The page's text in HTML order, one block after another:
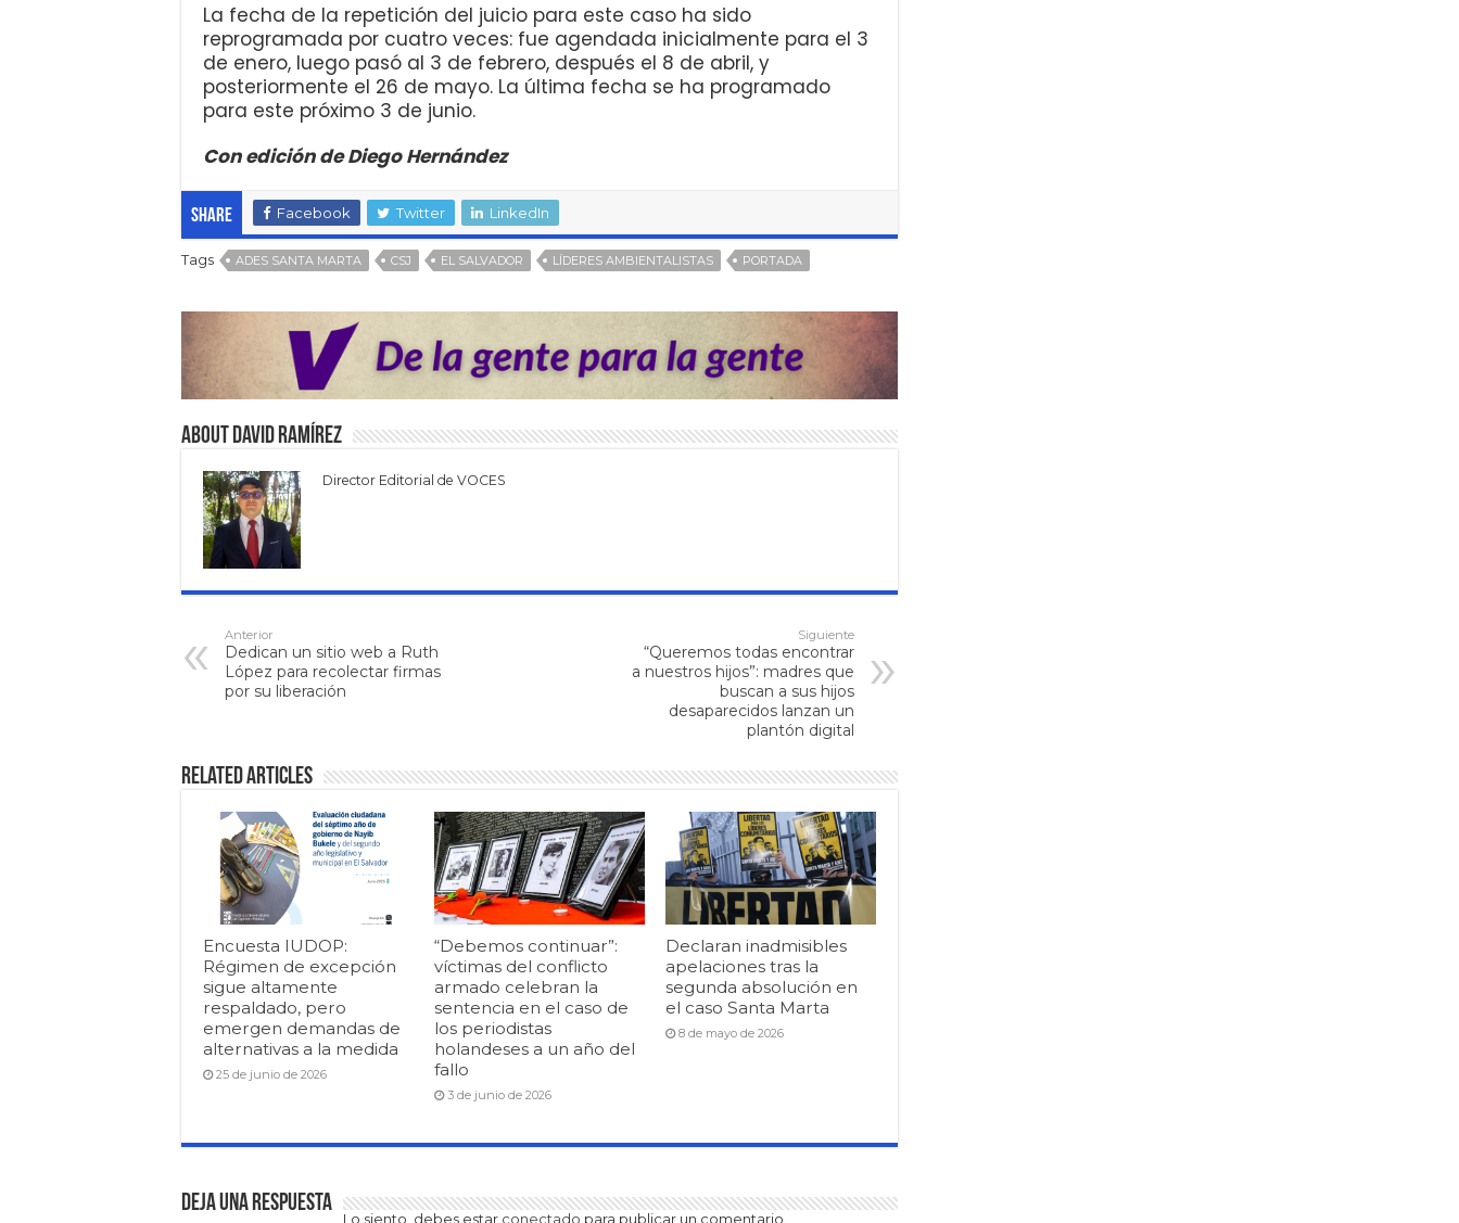
La fecha de la repetición del juicio para este caso ha sido
reprogramada por cuatro veces: fue agendada inicialmente para el 3
de enero, luego pasó al 3 de febrero, después el 8 de abril, y
posteriormente el 26 de mayo. La última fecha se ha programado
para este próximo 3 de junio.
Con edición de Diego Hernández
Share Facebook Twitter LinkedIn
Tags ADES SANTA MARTA CSJ EL SALVADOR LÍDERES AMBIENTALISTAS PORTADA
About David Ramírez
Director Editorial de VOCES
Anterior
Dedican un sitio web a Ruth
López para recolectar firmas
por su liberación
Siguiente
“Queremos todas encontrar
a nuestros hijos”: madres que
buscan a sus hijos
desaparecidos lanzan un
plantón digital
Related Articles
Encuesta IUDOP:
Régimen de excepción
sigue altamente
respaldado, pero
emergen demandas de
alternativas a la medida
25 de junio de 2026
“Debemos continuar”:
víctimas del conflicto
armado celebran la
sentencia en el caso de
los periodistas
holandeses a un año del
fallo
3 de junio de 2026
Declaran inadmisibles
apelaciones tras la
segunda absolución en
el caso Santa Marta
8 de mayo de 2026
Deja una respuesta
Lo siento, debes estar conectado para publicar un comentario.